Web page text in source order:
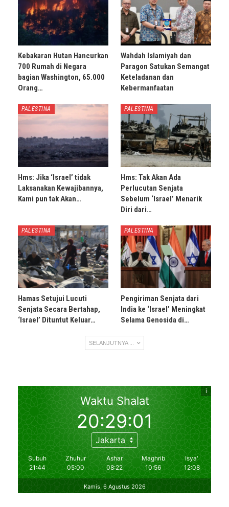
Kebakaran Hutan Hancurkan
700 Rumah di Negara
bagian Washington, 65.000
Orang…
Wahdah Islamiyah dan
Paragon Satukan Semangat
Keteladanan dan
Kebermanfaatan
PALESTINA
Hms: Jika ‘Israel’ tidak
Laksanakan Kewajibannya,
Kami pun tak Akan…
PALESTINA
Hms: Tak Akan Ada
Perlucutan Senjata
Sebelum ‘Israel’ Menarik
Diri dari…
PALESTINA
Hamas Setujui Lucuti
Senjata Secara Bertahap,
‘Israel’ Dituntut Keluar…
PALESTINA
Pengiriman Senjata dari
India ke ‘Israel’ Meningkat
Selama Genosida di…
SELANJUTNYA ...